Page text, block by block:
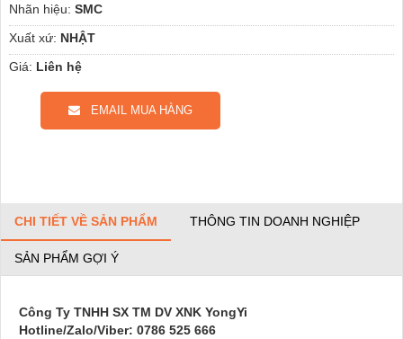
Nhãn hiệu: SMC
Xuất xứ: NHẬT
Giá: Liên hệ
EMAIL MUA HÀNG
CHI TIẾT VỀ SẢN PHẨM THÔNG TIN DOANH NGHIỆP
SẢN PHẨM GỢI Ý
Công Ty TNHH SX TM DV XNK YongYi
Hotline/Zalo/Viber: 0786 525 666